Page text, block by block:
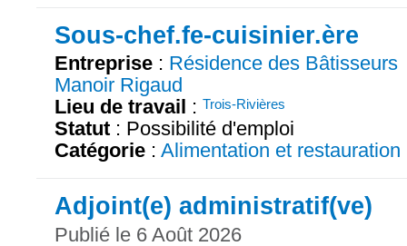
Sous-chef.fe-cuisinier.ère
Entreprise : Résidence des Bâtisseurs
Manoir Rigaud
Lieu de travail : Trois-Rivières
Statut : Possibilité d'emploi
Catégorie : Alimentation et restauration
Adjoint(e) administratif(ve)
Publié le 6 Août 2026